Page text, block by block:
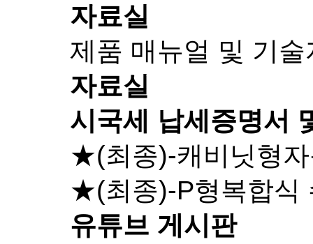
자료실
제품 매뉴얼 및 기
자료실
시국세 납세증명서
★(최종)-캐비닛형
★(최종)-P형복합
유튜브 게시판